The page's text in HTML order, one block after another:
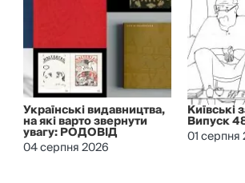
Українські видавництва,
на які варто звернути
увагу: РОДОВІД
04 серпня 2026
Київські
Випуск
01 серпня